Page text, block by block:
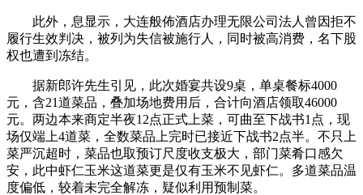
此外，息显示，大连般佈酒店办理无限公司法人曾因拒不
履行生效判决，被列为失信被施行人，同时被高消费，名下股
权也遭到冻结。
据新郎许先生引见，此次婚宴共设9桌，单桌餐标4000
元，含21道菜品，叠加场地费用后，合计向酒店领取46000
元。两边本来商定半夜12点正式上菜，可曲至下战书1点，现
场仅端上4道菜，全数菜品上完时已接近下战书2点半。不只上
菜严沉超时，菜品也取预订尺度收支极大，部门菜肴口感欠
安，此中虾仁玉米这道菜更是仅有玉米不见虾仁。多道菜品温
度偏低，较着未完全解冻，疑似利用预制菜。